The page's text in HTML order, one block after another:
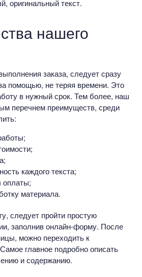
оригинальный текст.
нашего
заказа, следует сразу
помощью, не теряя времени. Это
в нужный срок. Тем более, наш
перечнем преимуществ, среди
каждого текста;
материала.
следует пройти простую
заполнив онлайн-форму. После
можно переходить к
главное подробно описать
и содержанию.